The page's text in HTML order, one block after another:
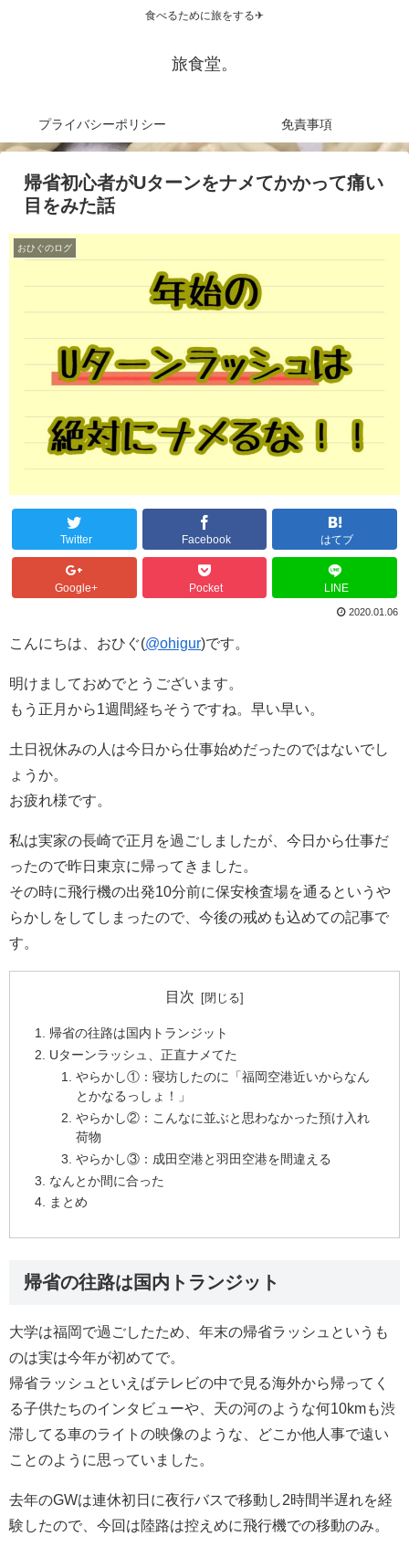
食べるために旅をする✈
旅食堂。
プライバシーポリシー 免責事項
帰省初心者がUターンをナメてかかって痛い
目をみた話
おひぐのログ
Twitter Facebook はてブ
Google+ Pocket LINE
2020.01.06
こんにちは、おひぐ(@ohigur)です。
明けましておめでとうございます。
もう正月から1週間経ちそうですね。早い早い。
土日祝休みの人は今日から仕事始めだったのではないでし
ょうか。
お疲れ様です。
私は実家の長崎で正月を過ごしましたが、今日から仕事だ
ったので昨日東京に帰ってきました。
その時に飛行機の出発10分前に保安検査場を通るというや
らかしをしてしまったので、今後の戒めも込めての記事で
す。
目次
帰省の往路は国内トランジット
Uターンラッシュ、正直ナメてた
やらかし①：寝坊したのに「福岡空港近いからなん
とかなるっしょ！」
やらかし②：こんなに並ぶと思わなかった預け入れ
荷物
やらかし③：成田空港と羽田空港を間違える
なんとか間に合った
まとめ
帰省の往路は国内トランジット
大学は福岡で過ごしたため、年末の帰省ラッシュというも
のは実は今年が初めてで。
帰省ラッシュといえばテレビの中で見る海外から帰ってく
る子供たちのインタビューや、天の河のような何10kmも渋
滞してる車のライトの映像のような、どこか他人事で遠い
ことのように思っていました。
去年のGWは連休初日に夜行バスで移動し2時間半遅れを経
験したので、今回は陸路は控えめに飛行機での移動のみ。